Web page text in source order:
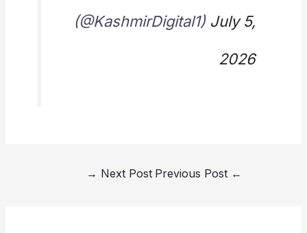
(@KashmirDigital1) July 5,
2026
←
Next Post
→